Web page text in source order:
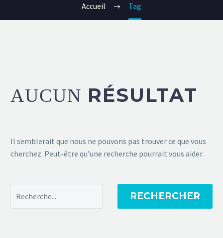
Accueil Tag
AUCUN RÉSULTAT
Il semblerait que nous ne pouvons pas trouver ce que vous
cherchez. Peut-être qu’une recherche pourrait vous aider.
RECHERCHER